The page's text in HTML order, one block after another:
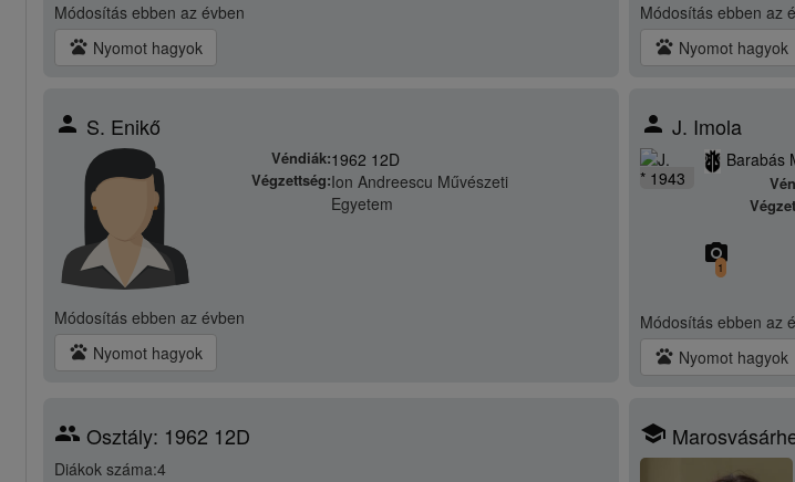
Módosítás ebben az évben
pets Nyomot hagyok
Módosítás ebben az
pets Nyomot hagyok
person S. Enikő
Véndiák:1962 12D
Végzettség:Ion Andreescu Művészeti
Egyetem
Módosítás ebben az évben
pets Nyomot hagyok
person J. Imola
* 1943
Barabás
camera_alt
1
Módosítás ebben az
pets Nyomot hagyok
group Osztály: 1962 12D
Diákok száma:4
school